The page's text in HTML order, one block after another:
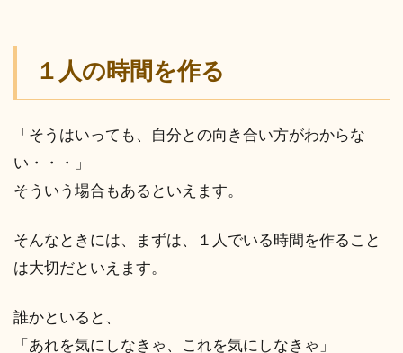
１人の時間を作る
「そうはいっても、自分との向き合い方がわからな
い・・・」
そういう場合もあるといえます。
そんなときには、まずは、１人でいる時間を作ること
は大切だといえます。
誰かといると、
「あれを気にしなきゃ、これを気にしなきゃ」